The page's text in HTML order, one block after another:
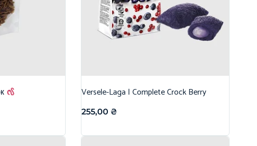
Versele-Laga | Complete Crock Berry
255,00 ₴